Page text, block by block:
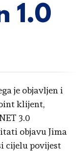
1.0
je objavljen i
klijent,
3.0
objavu Jima
cijelu povijest